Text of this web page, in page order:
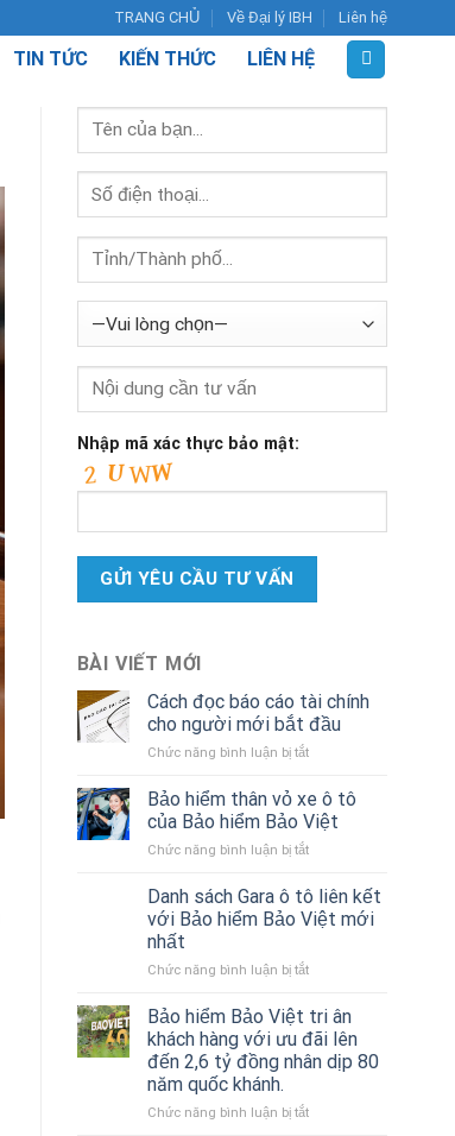
TRANG CHỦ Về Đại lý IBH Liên hệ
TIN TỨC KIẾN THỨC LIÊN HỆ
Nhập mã xác thực bảo mật:
BÀI VIẾT MỚI
Cách đọc báo cáo tài chính
cho người mới bắt đầu
Chức năng bình luận bị tắtở
đọc
báo
cáo
tài
cho
người
đầu
Bảo hiểm thân vỏ xe ô tô
của Bảo hiểm Bảo Việt
Chức năng bình luận bị tắtở
hiểm
thân
vỏ
ô
của
Bảo
hiểm
Bảo
Danh sách Gara ô tô liên kết
với Bảo hiểm Bảo Việt mới
nhất
Chức năng bình luận bị tắtở
sách
Gara
ô
tô
kết
Bảo hiểm Bảo Việt tri ân
khách hàng với ưu đãi lên
đến 2,6 tỷ đồng nhân dịp 80
năm quốc khánh.
Chức năng bình luận bị tắtở